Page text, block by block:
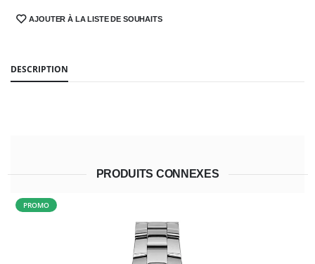
SHARE:AJOUTER À LA LISTE DE SOUHAITS
DESCRIPTION
PRODUITS CONNEXES
PROMO